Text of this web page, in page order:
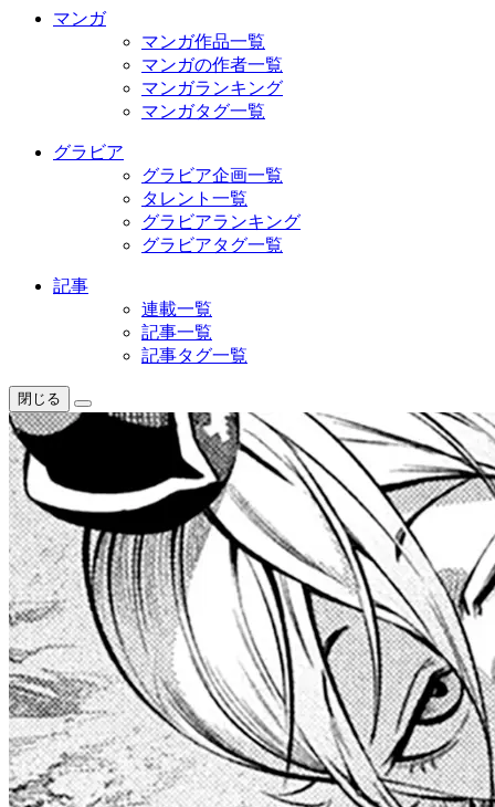
マンガ
マンガ作品一覧
マンガの作者一覧
マンガランキング
マンガタグ一覧
グラビア
グラビア企画一覧
タレント一覧
グラビアランキング
グラビアタグ一覧
記事
連載一覧
記事一覧
記事タグ一覧
閉じる